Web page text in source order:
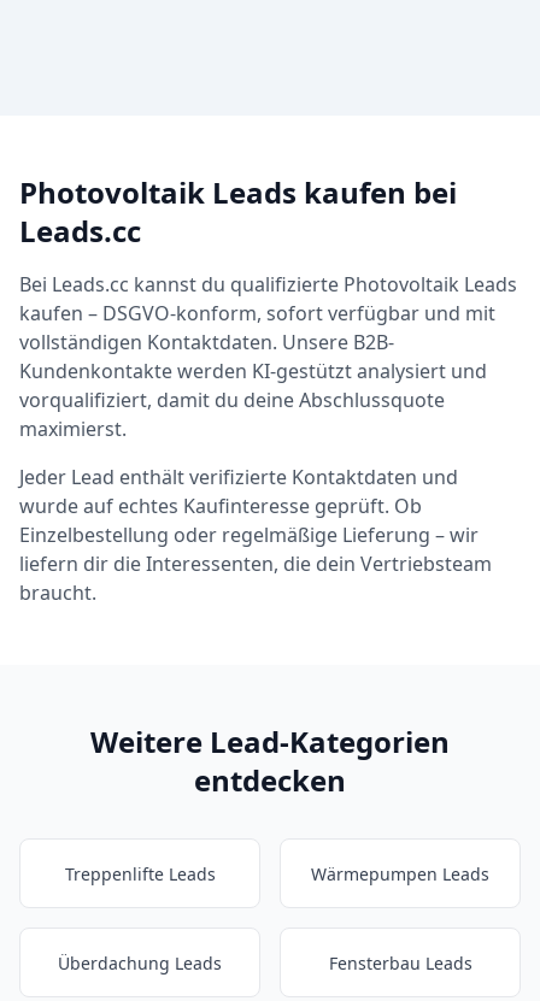
Photovoltaik Leads kaufen bei
Leads.cc
Bei Leads.cc kannst du qualifizierte Photovoltaik Leads
kaufen – DSGVO-konform, sofort verfügbar und mit
vollständigen Kontaktdaten. Unsere B2B-
Kundenkontakte werden KI-gestützt analysiert und
vorqualifiziert, damit du deine Abschlussquote
maximierst.
Jeder Lead enthält verifizierte Kontaktdaten und
wurde auf echtes Kaufinteresse geprüft. Ob
Einzelbestellung oder regelmäßige Lieferung – wir
liefern dir die Interessenten, die dein Vertriebsteam
braucht.
Weitere Lead-Kategorien
entdecken
Treppenlifte Leads Wärmepumpen Leads
Überdachung Leads Fensterbau Leads